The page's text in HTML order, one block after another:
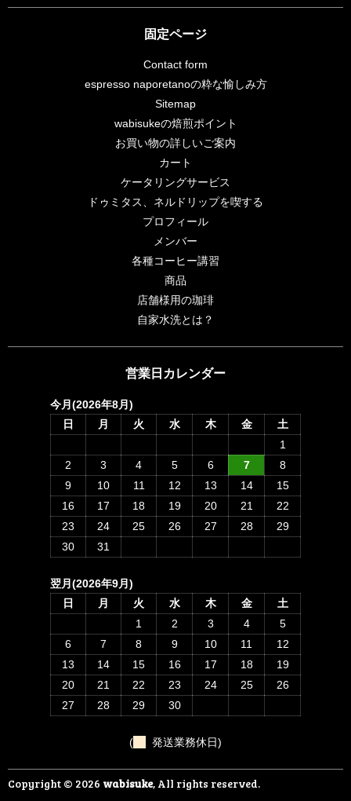
固定ページ
Contact form
espresso naporetanoの粋な愉しみ方
Sitemap
wabisukeの焙煎ポイント
お買い物の詳しいご案内
カート
ケータリングサービス
ドゥミタス、ネルドリップを喫する
プロフィール
メンバー
各種コーヒー講習
商品
店舗様用の珈琲
自家水洗とは？
営業日カレンダー
今月(2026年8月)
日
月 火 水 木 金
土
1
2
3 4 5 6 7
8
9
10 11 12 13 14
15
16
17 18 19 20 21
22
23
24 25 26 27 28
29
30
31
翌月(2026年9月)
日
月 火 水 木 金
土
1
2 3 4
5
6
7 8 9 10 11
12
13
14 15 16 17 18
19
20
21 22 23 24 25
26
27
28 29 30
( 発送業務休日)
Copyright © 2026 wabisuke, All rights reserved.